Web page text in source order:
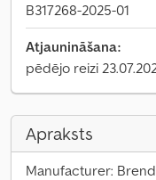
B317268-2025-01
Atjaunināšana:
pēdējo reizi
Apraksts
Manufacturer: